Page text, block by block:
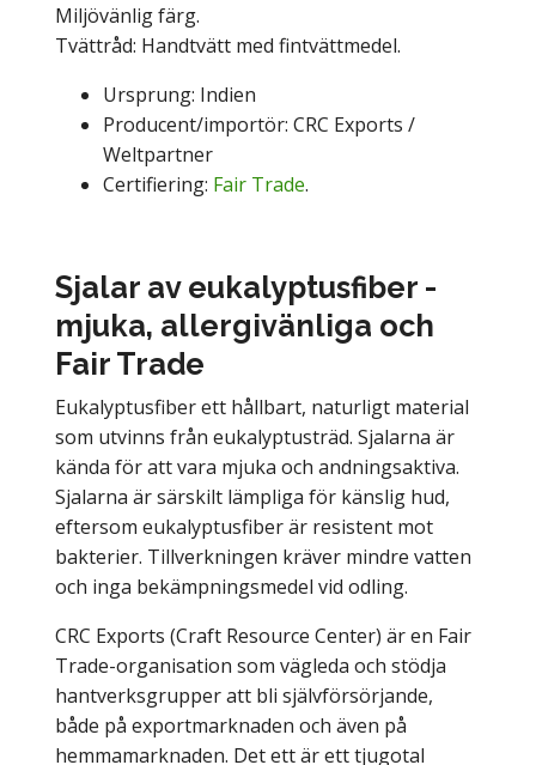
Miljövänlig färg.
Tvättråd: Handtvätt med fintvättmedel.
Ursprung: Indien
Producent/importör: CRC Exports /
Weltpartner
Certifiering: Fair Trade.
Sjalar av eukalyptusfiber -
mjuka, allergivänliga och
Fair Trade
Eukalyptusfiber ett hållbart, naturligt material
som utvinns från eukalyptusträd. Sjalarna är
kända för att vara mjuka och andningsaktiva.
Sjalarna är särskilt lämpliga för känslig hud,
eftersom eukalyptusfiber är resistent mot
bakterier. Tillverkningen kräver mindre vatten
och inga bekämpningsmedel vid odling.
CRC Exports (Craft Resource Center) är en Fair
Trade-organisation som vägleda och stödja
hantverksgrupper att bli självförsörjande,
både på exportmarknaden och även på
hemmamarknaden. Det ett är ett tjugotal